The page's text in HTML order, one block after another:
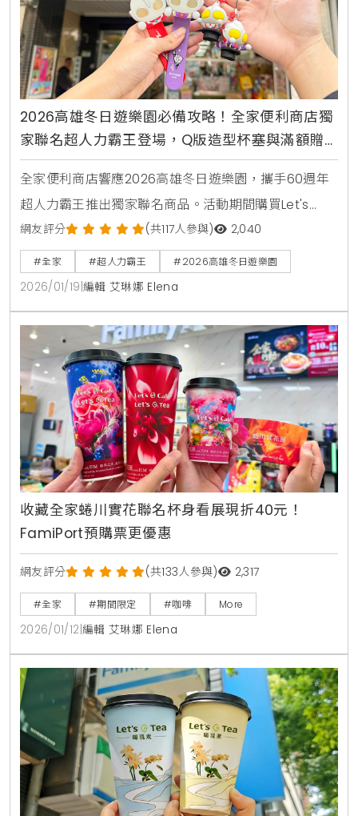
2026高雄冬日遊樂園必備攻略！全家便利商店獨
家聯名超人力霸王登場，Q版造型杯塞與滿額贈
拍拍燈手環陪你夜間賞燈去
全家便利商店響應2026高雄冬日遊樂園，攜手60週年
超人力霸王推出獨家聯名商品。活動期間購買Let's
Café可獲得限定杯身，還有Q版造型杯塞與夜間賞燈必
備的發光拍拍燈手環，消費滿額即贈，邀請民眾一同點
亮高雄愛河灣。
網友評分 (共117人參與) 2,040
#全家 #超人力霸王 #2026高雄冬日遊樂園
2026/01/19 編輯 艾琳娜 Elena
收藏全家蜷川實花聯名杯身看展現折40元！
FamiPort預購票更優惠
網友評分 (共133人參與) 2,317
#全家 #期間限定 #咖啡 More
2026/01/12 編輯 艾琳娜 Elena